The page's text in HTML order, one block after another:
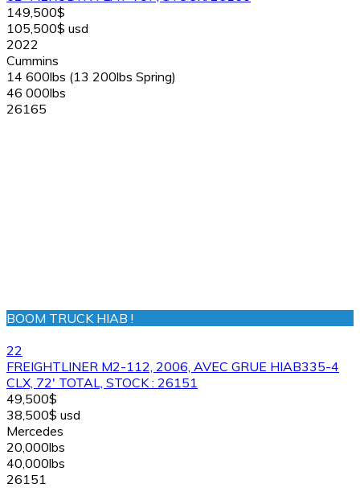
149,500$
105,500$ usd
2022
Cummins
14 600lbs (13 200lbs Spring)
46 000lbs
26165
BOOM TRUCK HIAB !
22
FREIGHTLINER M2-112, 2006, AVEC GRUE HIAB335-4
CLX, 72' TOTAL, STOCK : 26151
49,500$
38,500$ usd
Mercedes
20,000lbs
40,000lbs
26151